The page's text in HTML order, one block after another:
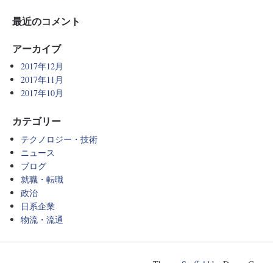
最近のコメント
アーカイブ
2017年12月
2017年11月
2017年10月
カテゴリー
テクノロジー・技術
ニュース
ブログ
就職・転職
政治
日系企業
物流・流通